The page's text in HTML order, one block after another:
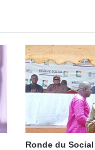
Ronde du